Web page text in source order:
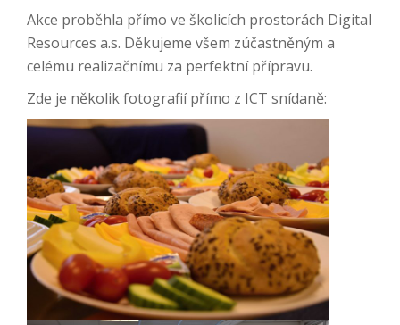
Akce proběhla přímo ve školicích prostorách Digital
Resources a.s. Děkujeme všem zúčastněným a
celému realizačnímu za perfektní přípravu.
Zde je několik fotografií přímo z ICT snídaně: